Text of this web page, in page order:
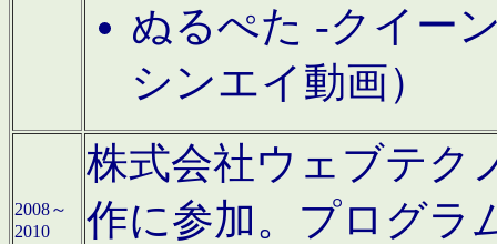
ぬるぺた -クイー
シンエイ動画）
2008～
2010
株式会社ウェブテク
作に参加。プログラ